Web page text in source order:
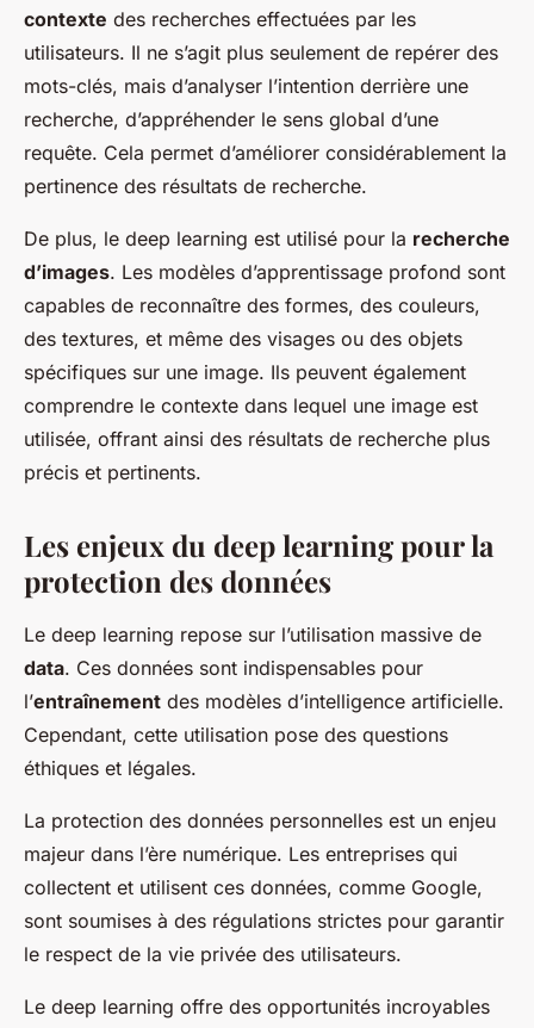
contexte des recherches effectuées par les
utilisateurs. Il ne s’agit plus seulement de repérer des
mots-clés, mais d’analyser l’intention derrière une
recherche, d’appréhender le sens global d’une
requête. Cela permet d’améliorer considérablement la
pertinence des résultats de recherche.
De plus, le deep learning est utilisé pour la recherche
d’images. Les modèles d’apprentissage profond sont
capables de reconnaître des formes, des couleurs,
des textures, et même des visages ou des objets
spécifiques sur une image. Ils peuvent également
comprendre le contexte dans lequel une image est
utilisée, offrant ainsi des résultats de recherche plus
précis et pertinents.
Les enjeux du deep learning pour la
protection des données
Le deep learning repose sur l’utilisation massive de
data. Ces données sont indispensables pour
l’entraînement des modèles d’intelligence artificielle.
Cependant, cette utilisation pose des questions
éthiques et légales.
La protection des données personnelles est un enjeu
majeur dans l’ère numérique. Les entreprises qui
collectent et utilisent ces données, comme Google,
sont soumises à des régulations strictes pour garantir
le respect de la vie privée des utilisateurs.
Le deep learning offre des opportunités incroyables